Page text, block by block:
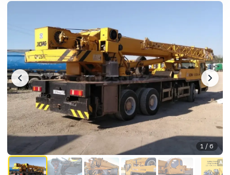
1 / 6
AD